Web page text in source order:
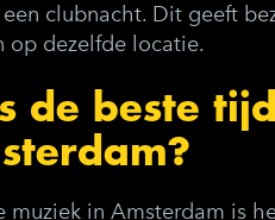
clubnacht. Dit geeft
op dezelfde locatie.
de beste
muziek in Amsterdam is